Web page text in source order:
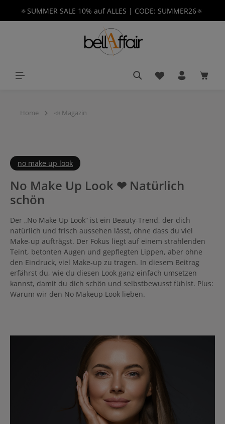
springen
🔅SUMMER SALE 10% auf ALLES | CODE: SUMMER26🔅
Du hast 0
Home 📣 Magazin
no make up look
No Make Up Look ❤ Natürlich
schön
Der „No Make Up Look“ ist ein Beauty-Trend, der dich
natürlich und frisch aussehen lässt, ohne dass du viel
Make-up aufträgst. Der Fokus liegt auf einem strahlenden
Teint, betonten Augen und gepflegten Lippen, aber ohne
den Eindruck, viel Make-up zu tragen. In diesem Beitrag
erfährst du, wie du diesen Look ganz einfach umsetzen
kannst, damit du dich schön und selbstbewusst fühlst. Plus:
Warum wir den No Makeup Look lieben.